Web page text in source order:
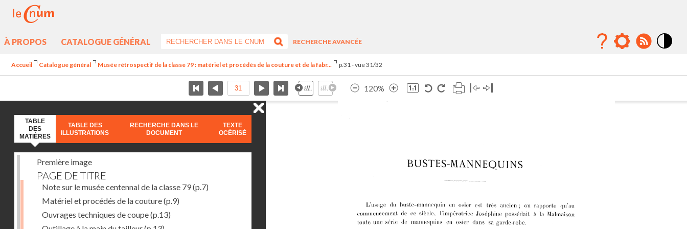
À PROPOS CATALOGUE GÉNÉRAL
RECHERCHE AVANCÉE
Accueil Catalogue général Musée rétrospectif de la classe 79 : matériel et procédés de la couture et de la fabr... p.31 - vue 31/32
120%
TABLE
DES
MATIÈRES
TABLE DES
ILLUSTRATIONS
RECHERCHE DANS LE
DOCUMENT
TEXTE
OCÉRISÉ
Première image
PAGE DE TITRE
Note sur le musée centennal de la classe 79(p.7)
Matériel et procédés de la couture(p.9)
Ouvrages techniques de coupe(p.13)